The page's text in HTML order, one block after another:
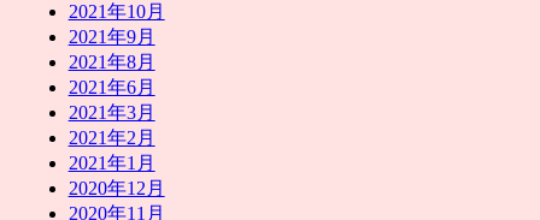
2021年10月
2021年9月
2021年8月
2021年6月
2021年3月
2021年2月
2021年1月
2020年12月
2020年11月